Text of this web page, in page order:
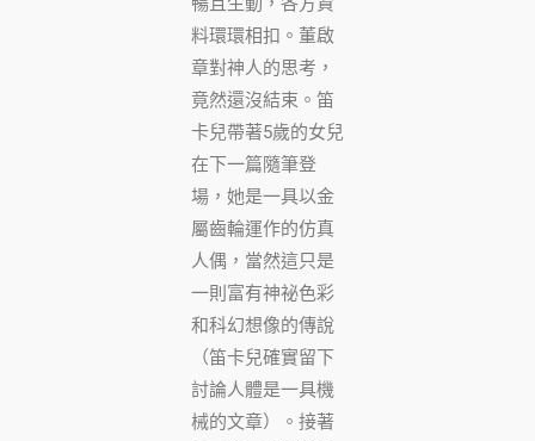
料環環相扣。董啟
章對神人的思考，
竟然還沒結束。笛
卡兒帶著5歲的女兒
在下一篇隨筆登
場，她是一具以金
屬齒輪運作的仿真
人偶，當然這只是
一則富有神祕色彩
和科幻想像的傳說
（笛卡兒確實留下
討論人體是一具機
械的文章）。接著